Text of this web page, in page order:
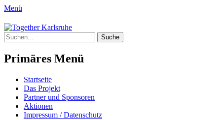
Menü
Together Karlsruhe
Integration von jungen Menschen mit
Fluchterfahrung und
Migrationshintergrund
Suche
nach:
Primäres Menü
Springe
zum
Inhalt
Startseite
Das Projekt
Partner und Sponsoren
Aktionen
Impressum / Datenschutz